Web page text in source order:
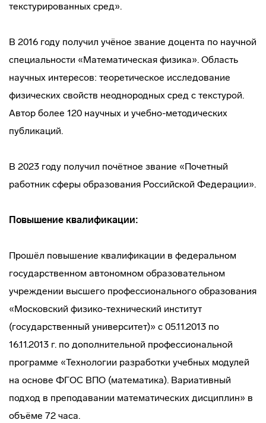
текстурированных сред».
В 2016 году получил учёное звание доцента по научной
специальности «Математическая физика». Область
научных интересов: теоретическое исследование
физических свойств неоднородных сред с текстурой.
Автор более 120 научных и учебно-методических
публикаций.
В 2023 году получил почётное звание «Почетный
работник сферы образования Российской Федерации».
Повышение квалификации:
Прошёл повышение квалификации в федеральном
государственном автономном образовательном
учреждении высшего профессионального образования
«Московский физико-технический институт
(государственный университет)» с 05.11.2013 по
16.11.2013 г. по дополнительной профессиональной
программе «Технологии разработки учебных модулей
на основе ФГОС ВПО (математика). Вариативный
подход в преподавании математических дисциплин» в
объёме 72 часа.